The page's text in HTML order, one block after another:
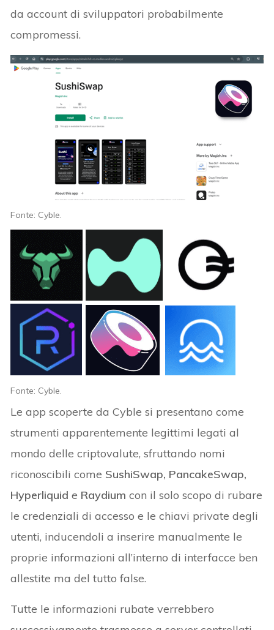
da account di sviluppatori probabilmente
compromessi.
Fonte: Cyble.
Fonte: Cyble.
Le app scoperte da Cyble si presentano come
strumenti apparentemente legittimi legati al
mondo delle criptovalute, sfruttando nomi
riconoscibili come SushiSwap, PancakeSwap,
Hyperliquid e Raydium con il solo scopo di rubare
le credenziali di accesso e le chiavi private degli
utenti, inducendoli a inserire manualmente le
proprie informazioni all’interno di interfacce ben
allestite ma del tutto false.
Tutte le informazioni rubate verrebbero